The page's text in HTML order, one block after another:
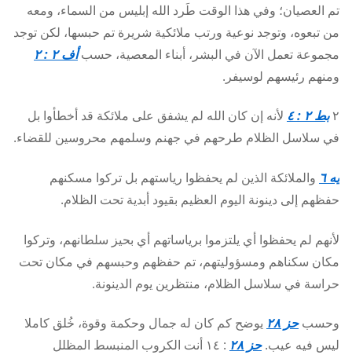
تم العصيان؛ وفي هذا الوقت طَرد الله إبليس من السماء، ومعه
من تبعوه، وتوجد نوعية ورتب ملائكية شريرة تم حبسها، لكن توجد
مجموعة تعمل الآن في البشر، أبناء المعصية، حسبأف ٢ : ٢
ومنهم رئيسهم لوسيفر.
٢ بط ٢ : ٤
لأنه إن كان الله لم يشفق على ملائكة قد أخطأوا بل
في سلاسل الظلام طرحهم في جهنم وسلمهم محروسين للقضاء.
يه ٦
والملائكة الذين لم يحفظوا رياستهم بل تركوا مسكنهم
حفظهم إلى دينونة اليوم العظيم بقيود أبدية تحت الظلام.
لأنهم لم يحفظوا أي يلتزموا برياساتهم أي بحيز سلطانهم، وتركوا
مكان سكناهم ومسؤوليتهم، تم حفظهم وحبسهم في مكان تحت
حراسة في سلاسل الظلام، منتظرين يوم الدينونة.
وحسبحز ٢٨
يوضح كم كان له جمال وحكمة وقوة، خُلق كاملا
ليس فيه عيب.حز ٢٨
: ١٤ أنت الكروب المنبسط المظلل